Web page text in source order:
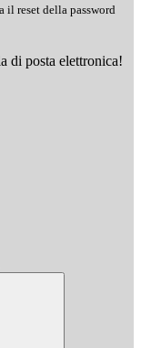
il reset della password
di posta elettronica!